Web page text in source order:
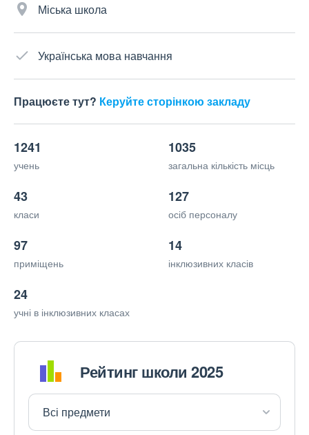
Міська школа
Українська мова навчання
Працюєте тут? Керуйте сторінкою закладу
1241
учень
1035
загальна кількість місць
43
класи
127
осіб персоналу
97
приміщень
14
інклюзивних класів
24
учні в інклюзивних класах
Рейтинг школи 2025